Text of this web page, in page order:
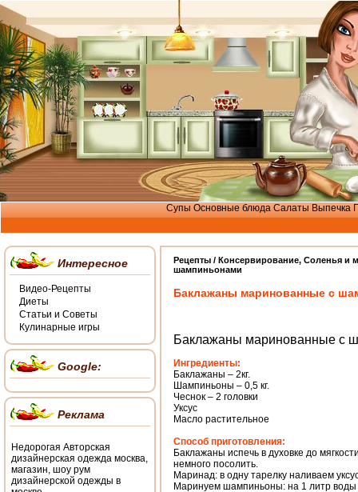
Супы Основные блюда Салаты Выпечка
Рецепты / Консервирование, Соленья и
шампиньонами
Баклажаны маринованные с
Баклажаны маринованные с
Ингредиенты:
Баклажаны – 2кг.
Шампиньоны – 0,5 кг.
Чеснок – 2 головки
Уксус
Масло растительное
Способ приготовления:
Баклажаны испечь в духовке до
немного посолить.
Маринад: в одну тарелку наливаем
Маринуем шампиньоны: на 1 литр воды
Интересное
Видео-Рецепты
Диеты
Статьи и Советы
Кулинарные игры
Google:
Реклама
Недорогая Авторская
дизайнерская одежда москва,
магазин, шоу рум
дизайнерской одежды в